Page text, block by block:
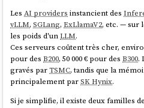
LesAI providers instancient des
vLLM,SGLang,ExLlamaV2, etc. — sur
les poids d'unLLM.
Ces serveurs coûtent très cher,
pour desB200, 50 000 € pour desB300.
gravés parTSMC, tandis que la
principalement parSK Hynix.
Si je simplifie, il existe deux familles